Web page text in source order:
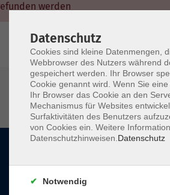
werden
Datenschutz
Cookies sind kleine Datenmengen,
Webbrowser des Nutzers während
gespeichert werden. Ihr Browser
Cookie genannt wird. Wenn Sie
Ihr Browser das Cookie an den
Mechanismus für Websites
Surfaktivitäten des Benutzers
von Cookies ein. Weitere
Datenschutzhinweisen. Datenschutz
Notwendig